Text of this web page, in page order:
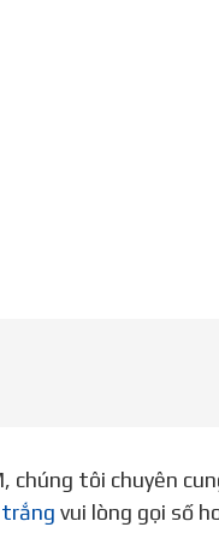
chúng tôi chuyên
trắng vui lòng gọi số